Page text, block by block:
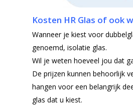
Kosten HR Glas of ook
Wanneer je kiest voor
genoemd, isolatie glas.
Wil je weten hoeveel jou dat
De prijzen kunnen behoorlijk
hangen voor een belangrijk
glas dat u kiest.